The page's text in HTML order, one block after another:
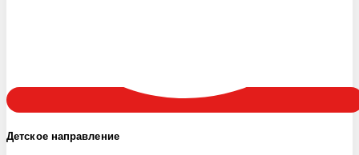
Детское направление